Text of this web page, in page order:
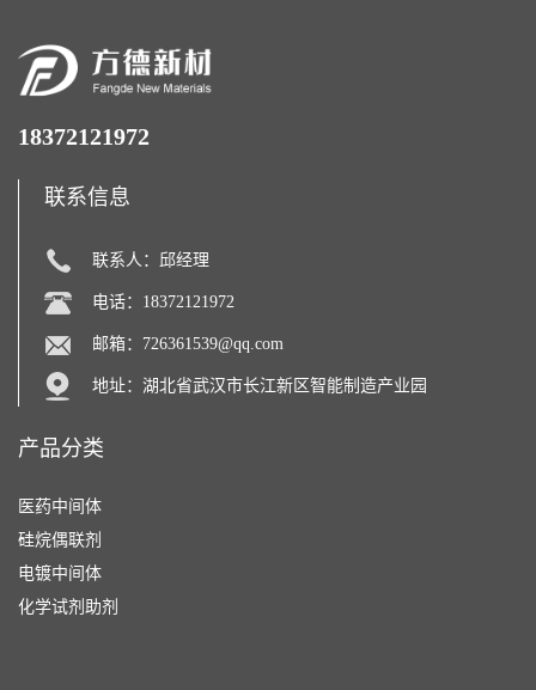
18372121972
联系信息
联系人：邱经理
电话：18372121972
邮箱： 726361539@qq.com
地址：湖北省武汉市长江新区智能制造产业园
产品分类
医药中间体
硅烷偶联剂
电镀中间体
化学试剂助剂